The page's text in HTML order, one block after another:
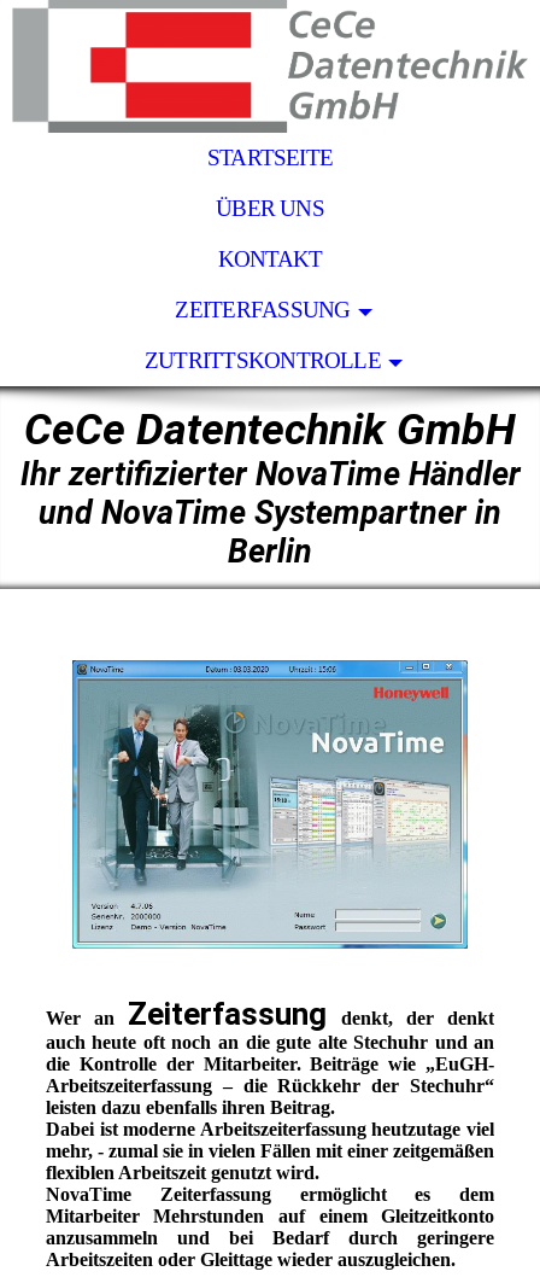
STARTSEITE
ÜBER UNS
KONTAKT
ZEITERFASSUNG
ZUTRITTSKONTROLLE
CeCe Datentechnik GmbH
Ihr zertifizierter NovaTime Händler
und NovaTime Systempartner in
Berlin
Wer an Zeiterfassung denkt, der denkt
auch heute oft noch an die gute alte Stechuhr und an
die Kontrolle der Mitarbeiter. Beiträge wie „EuGH-
Arbeitszeiterfassung – die Rückkehr der Stechuhr“
leisten dazu ebenfalls ihren Beitrag.
Dabei ist moderne Arbeitszeiterfassung heutzutage viel
mehr, - zumal sie in vielen Fällen mit einer zeitgemäßen
flexiblen Arbeitszeit genutzt wird.
NovaTime Zeiterfassung ermöglicht es dem
Mitarbeiter Mehrstunden auf einem Gleitzeitkonto
anzusammeln und bei Bedarf durch geringere
Arbeitszeiten oder Gleittage wieder auszugleichen.